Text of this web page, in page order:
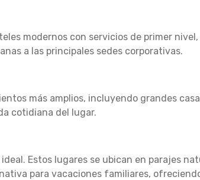
modernos con servicios de primer nivel,
a las principales sedes corporativas.
más amplios, incluyendo grandes
cotidiana del lugar.
Estos lugares se ubican en parajes
para vacaciones familiares,